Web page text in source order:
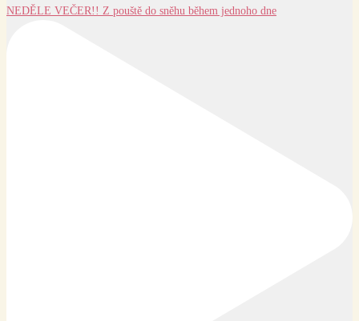
NEDĚLE VEČER!! Z pouště do sněhu během jednoho dne